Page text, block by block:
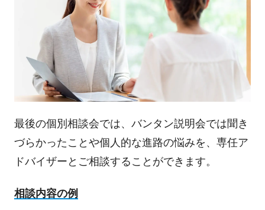
最後の個別相談会では、バンタン説明会では聞き
づらかったことや個人的な進路の悩みを、専任ア
ドバイザーとご相談することができます。
相談内容の例